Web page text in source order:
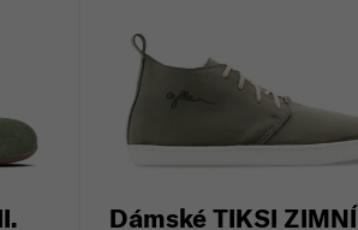
Dámské TIKSI ZIMNÍ